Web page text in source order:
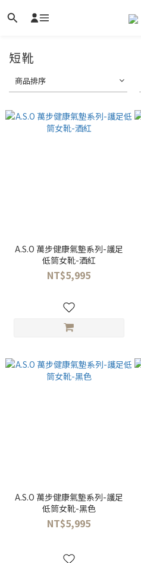
短靴
商品排序
A.S.O 萬步健康氣墊系列-護足
低筒女靴-酒紅
NT$5,995
A.S.O 萬步健康氣墊系列-護足
低筒女靴-黑色
NT$5,995